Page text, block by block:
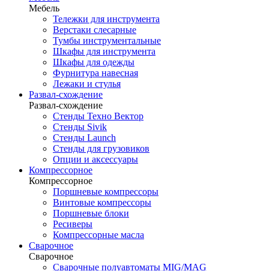
Мебель
Тележки для инструмента
Верстаки слесарные
Тумбы инструментальные
Шкафы для инструмента
Шкафы для одежды
Фурнитура навесная
Лежаки и стулья
Развал-схождение
Развал-схождение
Стенды Техно Вектор
Стенды Sivik
Стенды Launch
Стенды для грузовиков
Опции и аксессуары
Компрессорное
Компрессорное
Поршневые компрессоры
Винтовые компрессоры
Поршневые блоки
Ресиверы
Компрессорные масла
Сварочное
Сварочное
Сварочные полуавтоматы MIG/MAG